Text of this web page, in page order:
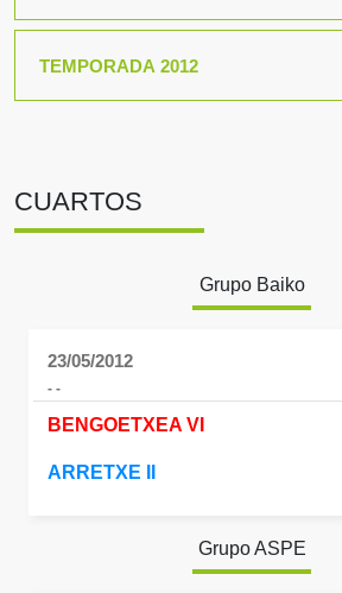
CUARTOS
Grupo Baiko
23/05/2012
- -
BENGOETXEA VI
ARRETXE II
Grupo ASPE